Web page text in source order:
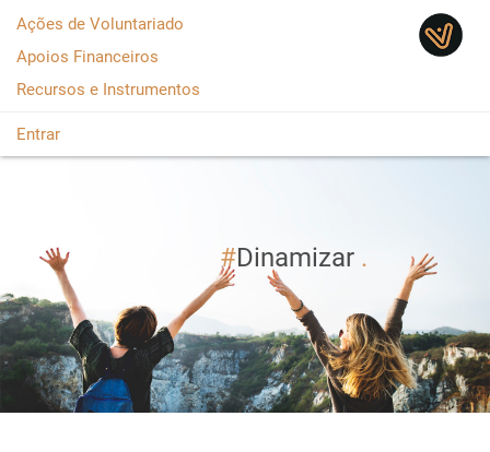
Ações de Voluntariado
Apoios Financeiros
Recursos e Instrumentos
Entrar
Dinamizar